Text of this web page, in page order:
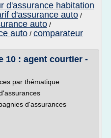
d'assurance habitation
d'assurance auto /
auto /
auto / comparateur
10 : agent courtier -
par thématique
d'assurances